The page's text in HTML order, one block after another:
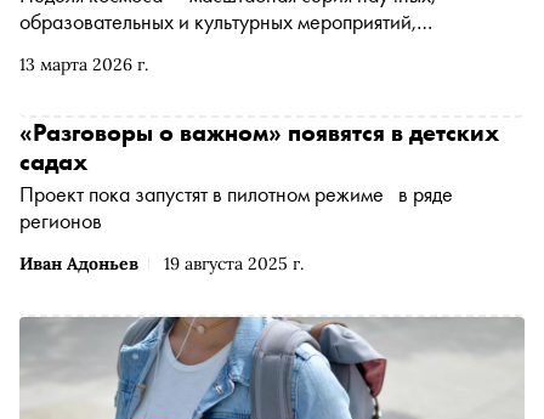
13 марта 2026 г.
образовательных и культурных мероприятий,
космос. Указ о её проведении в декабре подписал
Иван Адоньев 19 августа 2025 г.
«Разговоры о важном» появятся в детских
садах
Проект пока запустят в пилотном режиме в ряде
регионов